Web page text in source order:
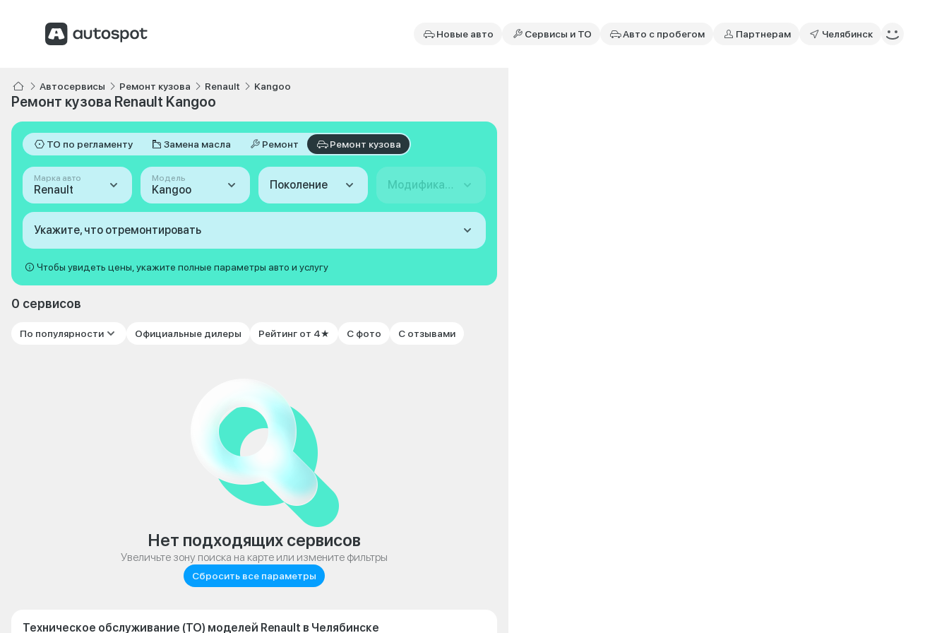
Новые авто Сервисы и ТО Авто с пробегом Партнерам Челябинск
Автосервисы Ремонт кузова Renault Kangoo
Ремонт кузова Renault Kangoo
ТО по регламенту Замена масла Ремонт Ремонт кузова
Марка авто
Renault
Модель
Kangoo Поколение Модификация
Укажите, что отремонтировать
Чтобы увидеть цены, укажите полные параметры авто и услугу
0 сервисов
По популярности Официальные дилеры Рейтинг от 4★ С фото С отзывами
Нет подходящих сервисов
Увеличьте зону поиска на карте или измените фильтры
Сбросить все параметры
Техническое обслуживание (ТО) моделей Renault в Челябинске